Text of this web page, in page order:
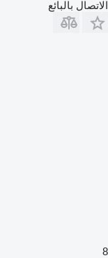
الاتصال بالبائع
8